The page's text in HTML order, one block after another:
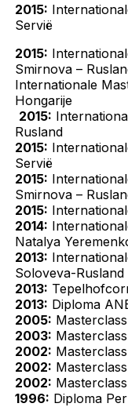
2015:
Servië
2015:
Internationale
2015:
Rusland
2015:
Servië
2015:
Smirnova –
2015:
2014:
Natalya
2013:
Soloveva-Rusland
2013:
2013: Diploma
2005:
2003:
2002:
2002:
2002:
1996: Diploma